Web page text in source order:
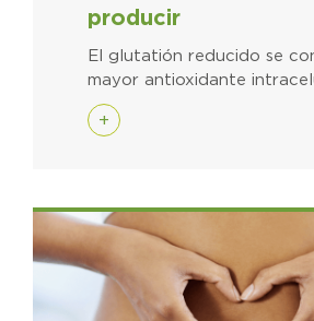
producir
El glutatión reducido se
mayor antioxidante
+